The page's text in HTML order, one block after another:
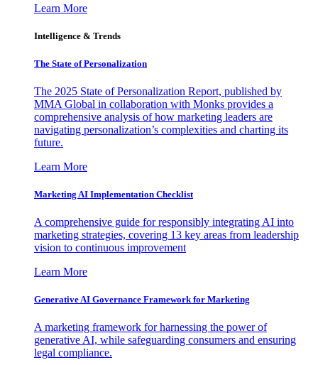
Learn More
Intelligence & Trends
The State of Personalization
The 2025 State of Personalization Report, published by
MMA Global in collaboration with Monks provides a
comprehensive analysis of how marketing leaders are
navigating personalization’s complexities and charting its
future.
Learn More
Marketing AI Implementation Checklist
A comprehensive guide for responsibly integrating AI into
marketing strategies, covering 13 key areas from leadership
vision to continuous improvement
Learn More
Generative AI Governance Framework for Marketing
A marketing framework for harnessing the power of
generative AI, while safeguarding consumers and ensuring
legal compliance.